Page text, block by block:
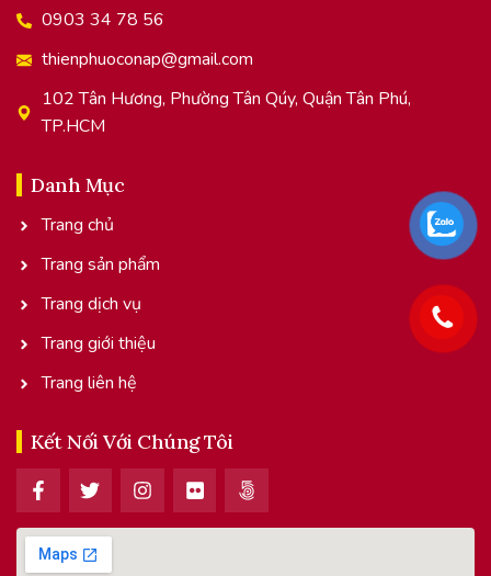
0903 34 78 56
thienphuoconap@gmail.com
102 Tân Hương, Phường Tân Qúy, Quận Tân Phú,
TP.HCM
Danh Mục
Trang chủ
Trang sản phẩm
Trang dịch vụ
Trang giới thiệu
Trang liên hệ
Kết Nối Với Chúng Tôi